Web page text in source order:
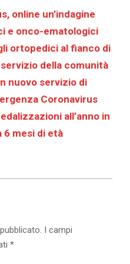
online un’indagine
e onco-ematologici
ortopedici al fianco di
della comunità
nuovo servizio di
Coronavirus
all’anno in
6 mesi di età
I campi
*